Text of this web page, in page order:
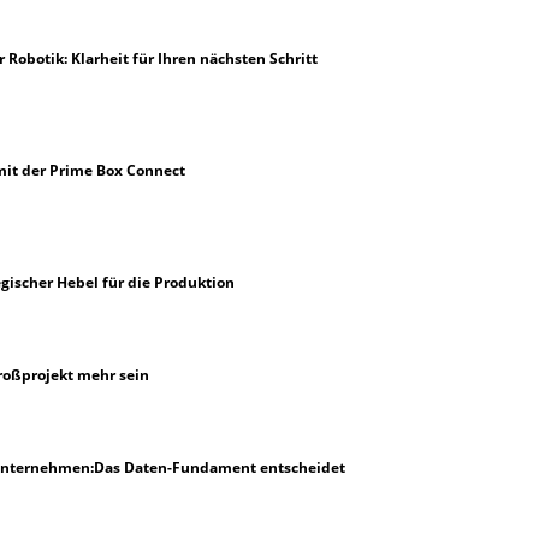
Robotik: Klarheit für Ihren nächsten Schritt
der Prime Box Connect
Hebel für die Produktion
mehr sein
Daten-Fundament entscheidet